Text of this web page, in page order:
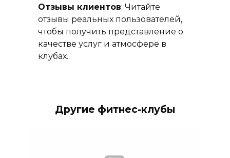
Отзывы клиентов: Читайте
отзывы реальных пользователей,
чтобы получить представление о
качестве услуг и атмосфере в
клубах.
Другие фитнес-клубы